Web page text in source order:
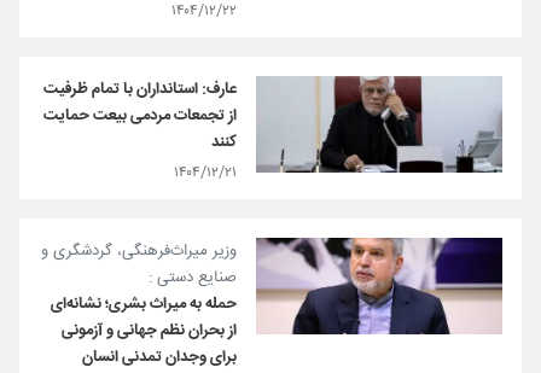
۱۴۰۴/۱۲/۲۲
عارف: استانداران با تمام ظرفیت
از تجمعات مردمی بیعت حمایت
کنند
۱۴۰۴/۱۲/۲۱
وزیر میراث‌فرهنگی، گردشگری و
صنایع دستی :
حمله به میراث بشری؛ نشانه‌ای
از بحران نظم جهانی و آزمونی
برای وجدان تمدنی انسان